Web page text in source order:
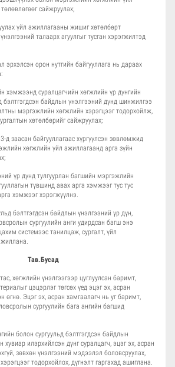
сайжруулах;
үйл ажиллагааны жишиг хөтөлбөрт
талаарх агуулгыг тусган хэрэгжилтэд
эрхэлсэн орон нутгийн байгууллага нь дараах
хэмжээнд суралцагчийн хөгжлийн үр дүнгийн
бэлтгэгдсэн байдлын үнэлгээний дүнд шинжилгээ
мэргэжлийн хөгжлийн хэрэгцээг тодорхойлж,
хөтөлбөрийг сайжруулах;
заасан байгууллагаас хүргүүлсэн зөвлөмжид
хөгжлийн үйл ажиллагаанд арга зүйн
үр дүнд тулгуурлан багшийн мэргэжлийн
түвшинд авах арга хэмжээг тус тус
хэмжээг хэрэгжүүлнэ.
бэлтгэгдсэн байдлын үнэлгээний үр дүн,
сургуулийн анги удирдсан багш энэ
системээс танилцаж, сургалт, үйл
Тав.Бусад
хөгжлийн үнэлгээгээр цуглуулсан баримт,
цэцэрлэг төгсөх үед эцэг эх, асран
өгнө. Эцэг эх, асран хамгаалагч нь уг баримт,
сургуулийн бага ангийн багшид
болон сургуульд бэлтгэгдсэн байдлын
хувиар илэрхийлсэн дүнг суралцагч, эцэг эх, асран
зөвхөн үнэлгээний мэдээлэл боловсруулах,
тодорхойлох, дүгнэлт гаргахад ашиглана.